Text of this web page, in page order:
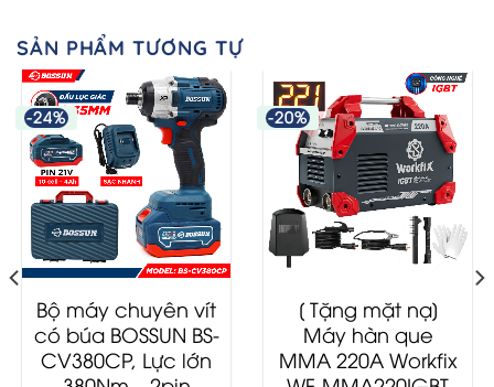
SẢN PHẨM TƯƠNG TỰ
-24%
Bộ máy chuyên vít
có búa BOSSUN BS-
CV380CP, Lực lớn
-20%
[ Tặng mặt nạ]
Máy hàn que
MMA 220A Workfix